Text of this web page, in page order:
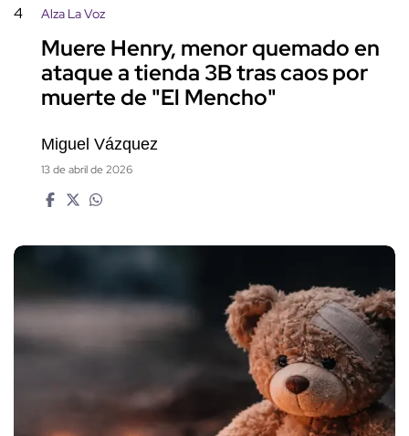
4 Alza La Voz
Muere Henry, menor quemado en
ataque a tienda 3B tras caos por
muerte de "El Mencho"
Miguel Vázquez
13 de abril de 2026